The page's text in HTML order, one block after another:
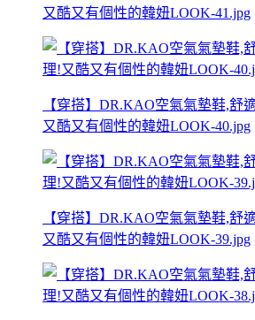
又酷又有個性的韓妞LOOK-41.jpg
【穿搭】DR.KAO空氣氣墊鞋,舒
又酷又有個性的韓妞LOOK-40.jpg
【穿搭】DR.KAO空氣氣墊鞋,舒
又酷又有個性的韓妞LOOK-39.jpg